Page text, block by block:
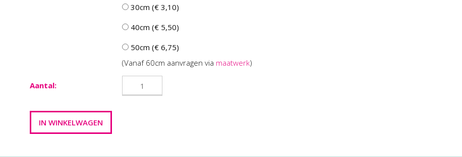
30cm (€ 3,10)
40cm (€ 5,50)
50cm (€ 6,75)
(Vanaf 60cm aanvragen via maatwerk)
Aantal: